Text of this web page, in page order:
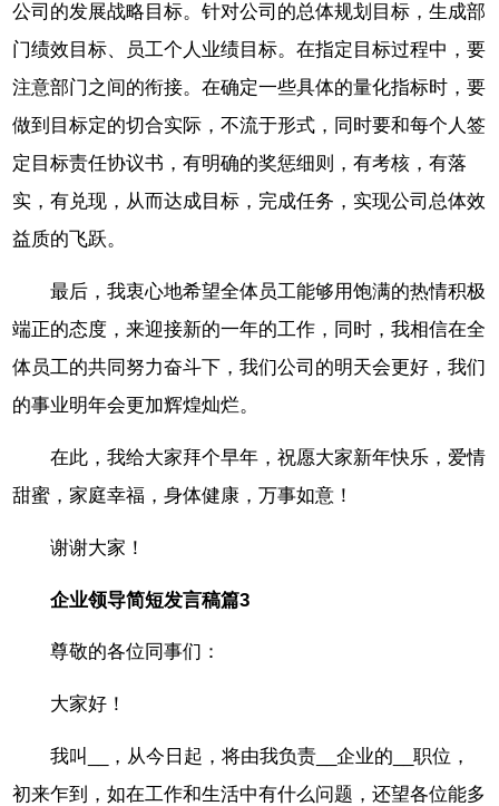
公司的发展战略目标。针对公司的总体规划目标，生成部
门绩效目标、员工个人业绩目标。在指定目标过程中，要
注意部门之间的衔接。在确定一些具体的量化指标时，要
做到目标定的切合实际，不流于形式，同时要和每个人签
定目标责任协议书，有明确的奖惩细则，有考核，有落
实，有兑现，从而达成目标，完成任务，实现公司总体效
益质的飞跃。
最后，我衷心地希望全体员工能够用饱满的热情积极
端正的态度，来迎接新的一年的工作，同时，我相信在全
体员工的共同努力奋斗下，我们公司的明天会更好，我们
的事业明年会更加辉煌灿烂。
在此，我给大家拜个早年，祝愿大家新年快乐，爱情
甜蜜，家庭幸福，身体健康，万事如意！
谢谢大家！
企业领导简短发言稿篇3
尊敬的各位同事们：
大家好！
我叫__，从今日起，将由我负责__企业的__职位，
初来乍到，如在工作和生活中有什么问题，还望各位能多